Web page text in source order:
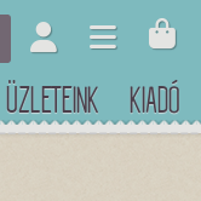
ÜZLETEINK KIADÓ